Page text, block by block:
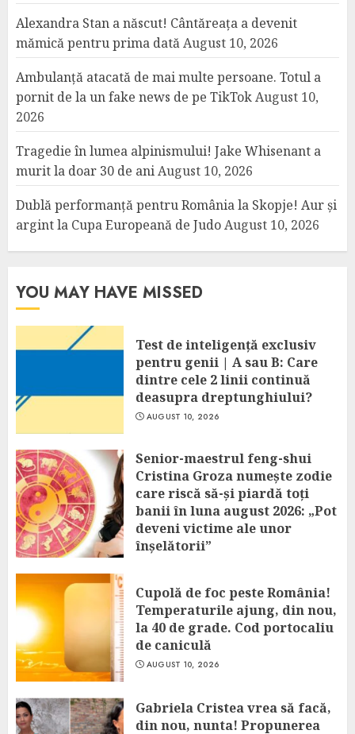
Alexandra Stan a născut! Cântăreața a devenit
mămică pentru prima datăAugust 10, 2026
Ambulanță atacată de mai multe persoane. Totul a
pornit de la un fake news de pe TikTokAugust 10,
2026
Tragedie în lumea alpinismului! Jake Whisenant a
murit la doar 30 de aniAugust 10, 2026
Dublă performanță pentru România la Skopje! Aur și
argint la Cupa Europeană de JudoAugust 10, 2026
YOU MAY HAVE MISSED
Test de inteligență exclusiv
pentru genii | A sau B: Care
dintre cele 2 linii continuă
deasupra dreptunghiului?
AUGUST 10, 2026
Senior-maestrul feng-shui
Cristina Groza numește zodie
care riscă să-și piardă toți
banii în luna august 2026: „Pot
deveni victime ale unor
înșelătorii”
Cupolă de foc peste România!
Temperaturile ajung, din nou,
la 40 de grade. Cod portocaliu
de caniculă
AUGUST 10, 2026
Gabriela Cristea vrea să facă,
din nou, nunta! Propunerea